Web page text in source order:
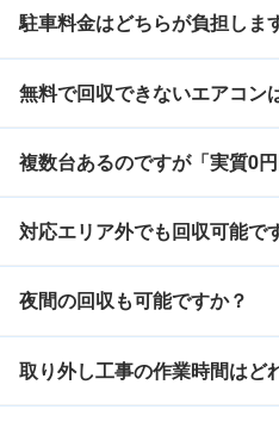
駐車料金はどちらが負担しま
無料で回収できないエアコン
複数台あるのですが「実質0
対応エリア外でも回収可能で
夜間の回収も可能ですか？
取り外し工事の作業時間はど